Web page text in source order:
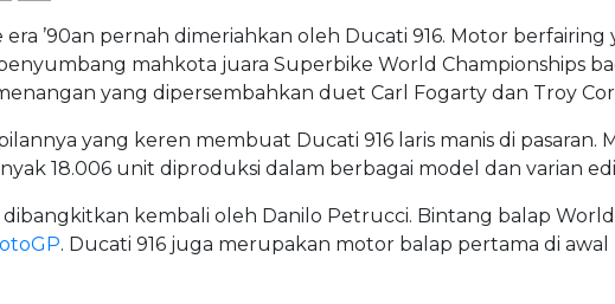
era ’90an pernah dimeriahkan oleh Ducati 916. Motor
mahkota juara Superbike World Championships
yang dipersembahkan duet Carl Fogarty dan Troy
yang keren membuat Ducati 916 laris manis di pasaran.
18.006 unit diproduksi dalam berbagai model dan varian
dibangkitkan kembali oleh Danilo Petrucci. Bintang balap
. Ducati 916 juga merupakan motor balap pertama di